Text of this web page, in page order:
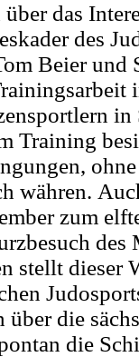
das
des
Beier und
in
Training
währen.
zum
des
stellt dieser
die
die